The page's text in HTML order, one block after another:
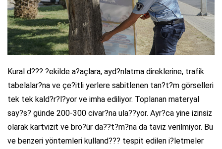
Kural d??? ?ekilde a?açlara, ayd?nlatma direklerine, trafik
tabelalar?na ve çe?itli yerlere sabitlenen tan?t?m görselleri
tek tek kald?r?l?yor ve imha ediliyor. Toplanan materyal
say?s? günde 200-300 civar?na ula??yor. Ayr?ca yine izinsiz
olarak kartvizit ve bro?ür da??t?m?na da taviz verilmiyor. Bu
ve benzeri yöntemleri kulland??? tespit edilen i?letmeler